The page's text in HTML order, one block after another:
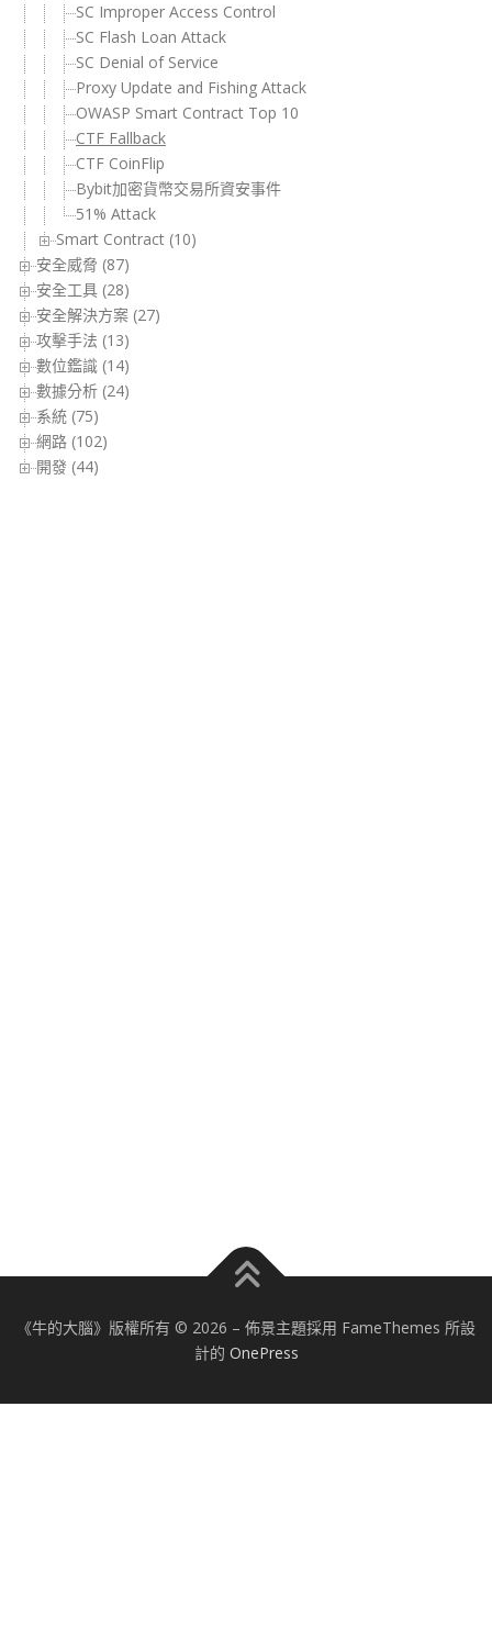
SC Improper Access Control
SC Flash Loan Attack
SC Denial of Service
Proxy Update and Fishing Attack
OWASP Smart Contract Top 10
CTF Fallback
CTF CoinFlip
Bybit加密貨幣交易所資安事件
51% Attack
Smart Contract (10)
安全威脅 (87)
安全工具 (28)
安全解決方案 (27)
攻擊手法 (13)
數位鑑識 (14)
數據分析 (24)
系統 (75)
網路 (102)
開發 (44)
《牛的大腦》版權所有 © 2026 – 佈景主題採用 FameThemes 所設
計的 OnePress